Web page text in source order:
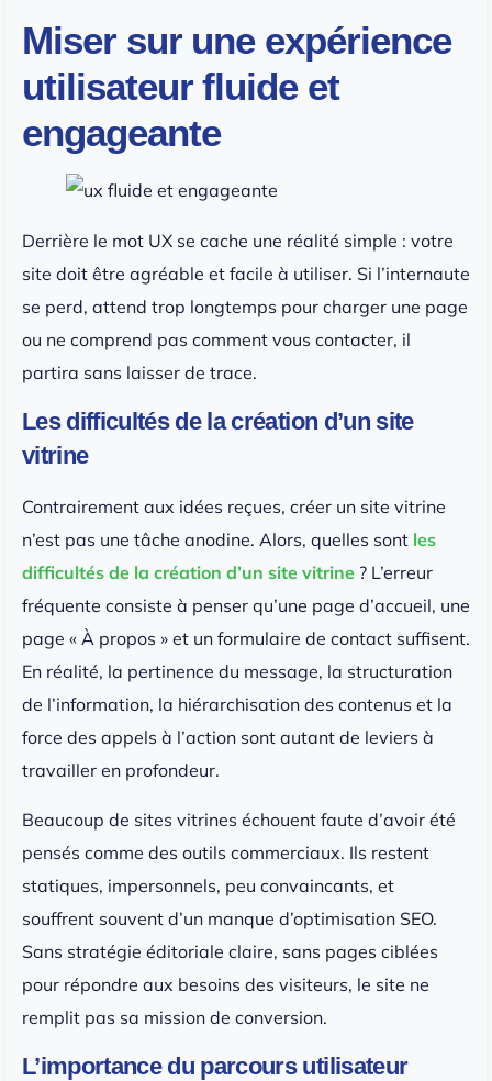
Miser sur une expérience
utilisateur fluide et
engageante
Derrière le mot UX se cache une réalité simple : votre
site doit être agréable et facile à utiliser. Si l’internaute
se perd, attend trop longtemps pour charger une page
ou ne comprend pas comment vous contacter, il
partira sans laisser de trace.
Les difficultés de la création d’un site
vitrine
Contrairement aux idées reçues, créer un site vitrine
n’est pas une tâche anodine. Alors, quelles sont les
difficultés de la création d’un site vitrine ? L’erreur
fréquente consiste à penser qu’une page d’accueil, une
page « À propos » et un formulaire de contact suffisent.
En réalité, la pertinence du message, la structuration
de l’information, la hiérarchisation des contenus et la
force des appels à l’action sont autant de leviers à
travailler en profondeur.
Beaucoup de sites vitrines échouent faute d’avoir été
pensés comme des outils commerciaux. Ils restent
statiques, impersonnels, peu convaincants, et
souffrent souvent d’un manque d’optimisation SEO.
Sans stratégie éditoriale claire, sans pages ciblées
pour répondre aux besoins des visiteurs, le site ne
remplit pas sa mission de conversion.
L’importance du parcours utilisateur